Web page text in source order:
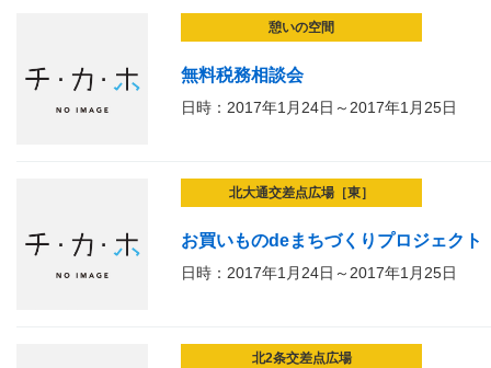
憩いの空間
無料税務相談会
日時：2017年1月24日～2017年1月25日
北大通交差点広場［東］
お買いものdeまちづくりプロジェクト
日時：2017年1月24日～2017年1月25日
北2条交差点広場